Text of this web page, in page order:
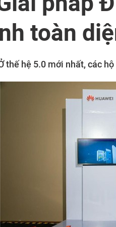
toàn
thế hệ 5.0 mới nhất, các